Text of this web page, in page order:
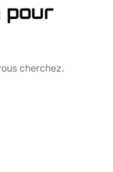
pour
cherchez.